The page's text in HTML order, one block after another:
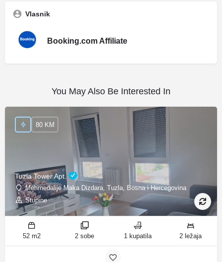
Vlasnik
Booking.com Affiliate
You May Also Be Interested In
Tuzla Tower Apt.
Mehmedalije Maka Dizdara, Tuzla, Bosna i Hercegovina
Stupine
80 KM
52 m2 2 sobe 1 kupatila 2 ležaja